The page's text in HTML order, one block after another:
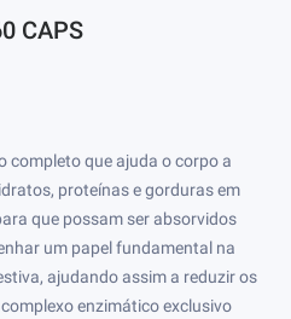
CAPS
completo que ajuda o corpo a
proteínas e gorduras em
que possam ser absorvidos
um papel fundamental na
ajudando assim a reduzir os
enzimático exclusivo